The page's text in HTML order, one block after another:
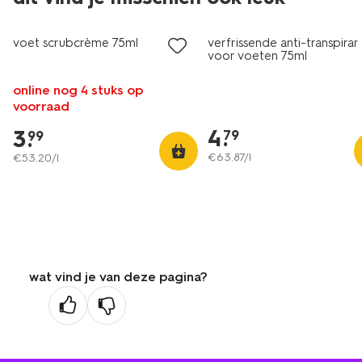
vegan
voet scrubcrème 75ml
online nog 4 stuks op
voorraad
3.
99
€53.20/l
vegan
verfrissende anti-
voor voeten 75ml
4.
79
€63.87/l
wat vind je van deze pagina?